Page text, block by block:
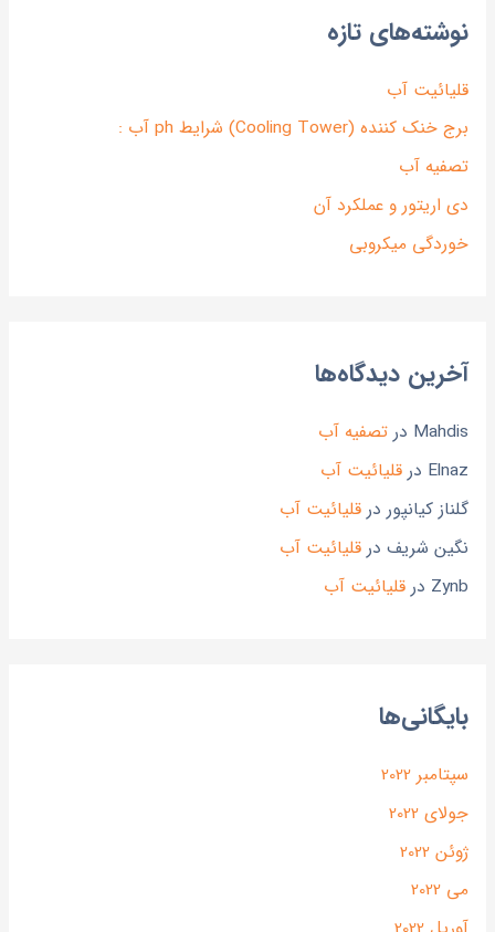
نوشته‌های تازه
قلیائیت آب
برج خنک کننده (Cooling Tower) شرایط ph آب :
تصفیه آب
دی اریتور و عملکرد آن
خوردگی میکروبی
آخرین دیدگاه‌ها
Mahdis در تصفیه آب
Elnaz در قلیائیت آب
گلناز کیانپوردر قلیائیت آب
نگین شریفدر قلیائیت آب
Zynb در قلیائیت آب
بایگانی‌ها
سپتامبر 2022
جولای 2022
ژوئن 2022
می 2022